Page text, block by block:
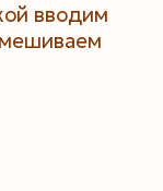
вводим